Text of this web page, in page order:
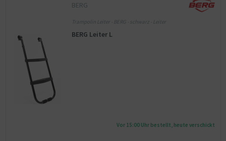
BERG
Trampolin Leiter - BERG - schwarz - Leiter
BERG Leiter L
Vor 15:00 Uhr bestellt, heute verschickt